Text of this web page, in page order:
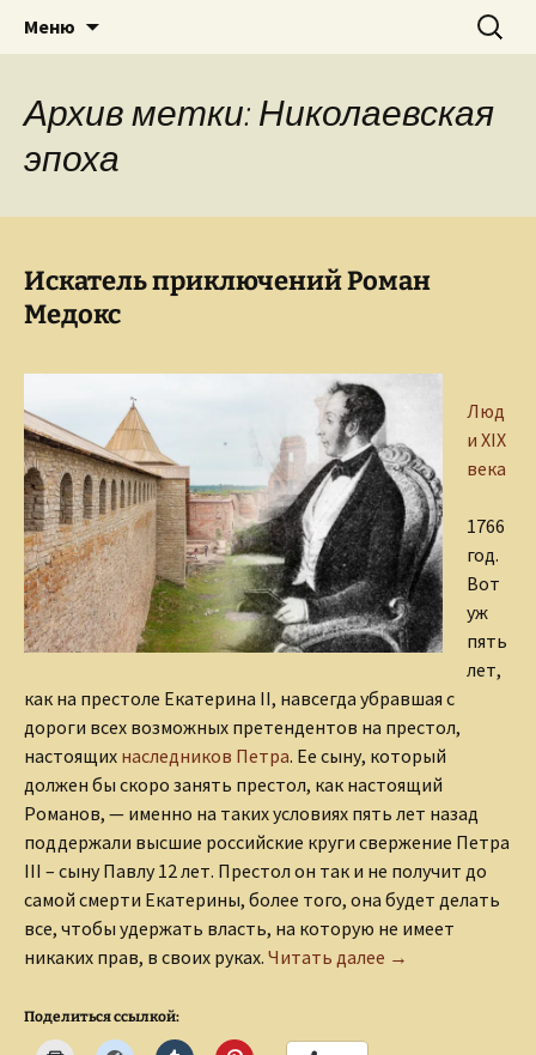
Сайт Ольги Грибановой
Творческое пространство писателя,
поэта, публициста, литературоведа
Ольги Грибановой
Меню Найти:
Архив метки: Николаевская
эпоха
Искатель приключений Роман
Медокс
Люд
и XIX
века
1766
год.
Вот
уж
пять
лет,
как на престоле Екатерина II, навсегда убравшая с
дороги всех возможных претендентов на престол,
настоящих наследников Петра. Ее сыну, который
должен бы скоро занять престол, как настоящий
Романов, — именно на таких условиях пять лет назад
поддержали высшие российские круги свержение Петра
III – сыну Павлу 12 лет. Престол он так и не получит до
самой смерти Екатерины, более того, она будет делать
все, чтобы удержать власть, на которую не имеет
никаких прав, в своих руках. Читать далее Искатель
→
Поделиться ссылкой: